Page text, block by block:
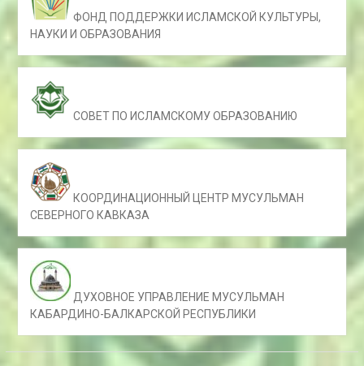
ФОНД ПОДДЕРЖКИ ИСЛАМСКОЙ КУЛЬТУРЫ,
НАУКИ И ОБРАЗОВАНИЯ
СОВЕТ ПО ИСЛАМСКОМУ ОБРАЗОВАНИЮ
КООРДИНАЦИОННЫЙ ЦЕНТР МУСУЛЬМАН
СЕВЕРНОГО КАВКАЗА
ДУХОВНОЕ УПРАВЛЕНИЕ МУСУЛЬМАН
КАБАРДИНО-БАЛКАРСКОЙ РЕСПУБЛИКИ